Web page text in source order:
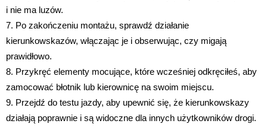
i nie ma luzów.
7. Po zakończeniu montażu, sprawdź działanie
kierunkowskazów, włączając je i obserwując, czy migają
prawidłowo.
8. Przykręć elementy mocujące, które wcześniej odkręciłeś, aby
zamocować błotnik lub kierownicę na swoim miejscu.
9. Przejdź do testu jazdy, aby upewnić się, że kierunkowskazy
działają poprawnie i są widoczne dla innych użytkowników drogi.